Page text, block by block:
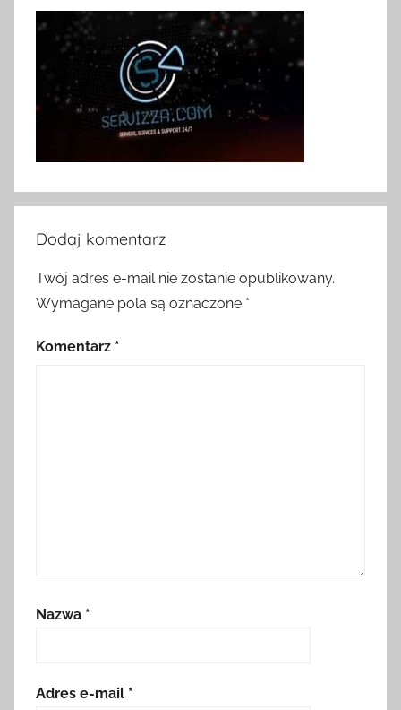
Dodaj komentarz
Twój adres e-mail nie zostanie opublikowany.
Wymagane pola są oznaczone *
Komentarz *
Nazwa *
Adres e-mail *